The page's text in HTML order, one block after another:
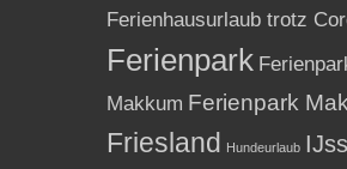
Ferienhausurlaub trotz
Ferienpark
Makkum Ferienpark
Friesland Hundeurlaub